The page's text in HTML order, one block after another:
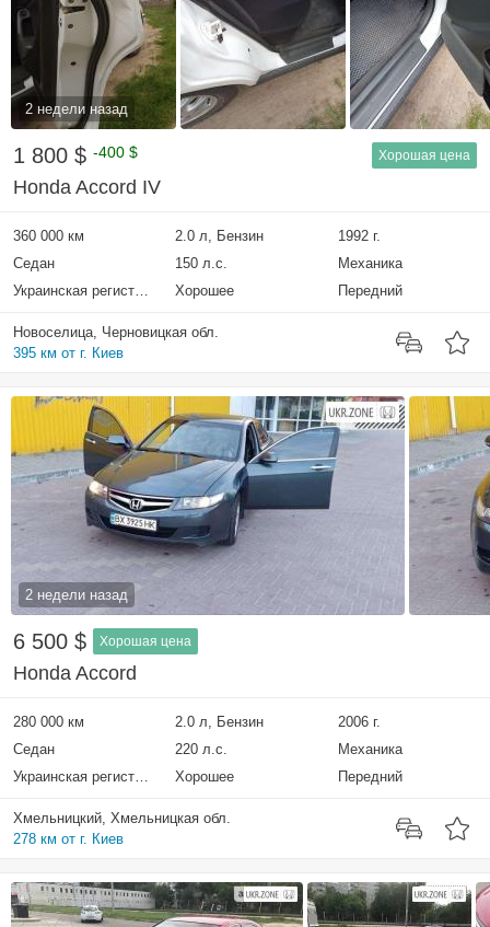
2 недели назад
1 800 $ -400 $ Хорошая цена
Honda Accord IV
360 000 км 2.0 л, Бензин
1992 г.
Седан
150 л.с.
Механика
Украинская регистрация
Хорошее Передний
Новоселица, Черновицкая обл.
395 км от г. Киев
2 недели назад
6 500 $ Хорошая цена
Honda Accord
280 000 км 2.0 л, Бензин
2006 г.
Седан
220 л.с.
Механика
Украинская регистрация
Хорошее Передний
Хмельницкий, Хмельницкая обл.
278 км от г. Киев